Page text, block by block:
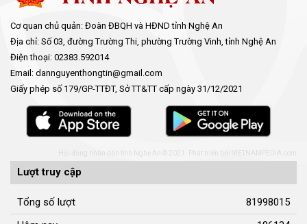
Cơ quan chủ quản: Đoàn ĐBQH và HĐND tỉnh Nghệ An
Địa chỉ: Số 03, đường Trường Thi, phường Trường Vinh, tỉnh Nghệ An
Điện thoại: 02383.592014
Email: dannguyenthongtin@gmail.com
Giấy phép số 179/GP-TTĐT, Sở TT&TT cấp ngày 31/12/2021
Hội đồng nhân dân tỉnh Nghệ An © 2021. Phát triển bởi
Lượt truy cập
Tổng số lượt
81998015